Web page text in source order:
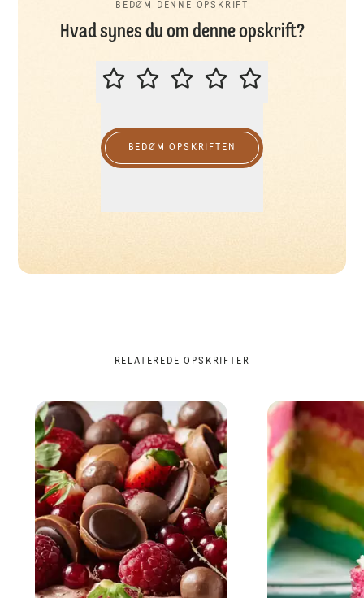
BEDØM DENNE OPSKRIFT
Hvad synes du om denne opskrift?
BEDØM DENNE OPSKRIFT
BEDØM OPSKRIFTEN
RELATEREDE OPSKRIFTER